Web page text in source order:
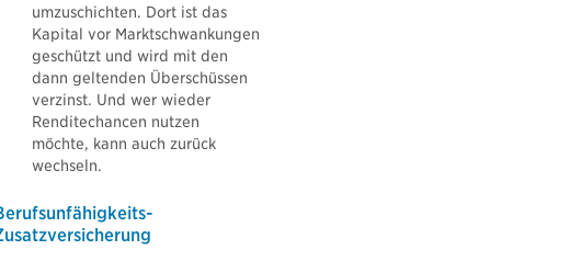
umzuschichten. Dort ist das
Kapital vor Marktschwankungen
geschützt und wird mit den
dann geltenden Überschüssen
verzinst. Und wer wieder
Renditechancen nutzen
möchte, kann auch zurück
wechseln.